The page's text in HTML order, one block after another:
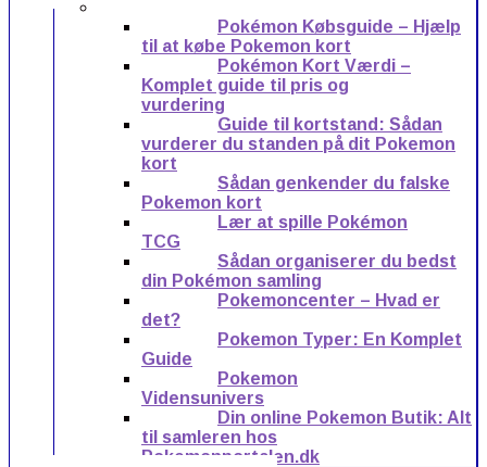
Pokémon Købsguide – Hjælp
til at købe Pokemon kort
Pokémon Kort Værdi –
Komplet guide til pris og
vurdering
Guide til kortstand: Sådan
vurderer du standen på dit Pokemon
kort
Sådan genkender du falske
Pokemon kort
Lær at spille Pokémon
TCG
Sådan organiserer du bedst
din Pokémon samling
Pokemoncenter – Hvad er
det?
Pokemon Typer: En Komplet
Guide
Pokemon
Vidensunivers
Din online Pokemon Butik: Alt
til samleren hos
Pokemonportalen.dk